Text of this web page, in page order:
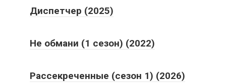
Диспетчер (2025)
Не обмани (1 сезон) (2022)
Рассекреченные (сезон 1) (2026)